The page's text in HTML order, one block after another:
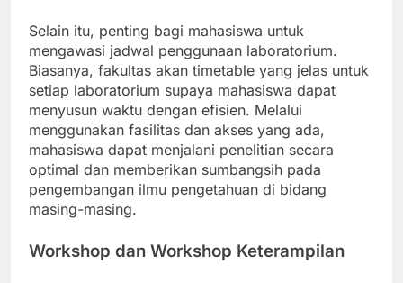
Selain itu, penting bagi mahasiswa untuk
mengawasi jadwal penggunaan laboratorium.
Biasanya, fakultas akan timetable yang jelas untuk
setiap laboratorium supaya mahasiswa dapat
menyusun waktu dengan efisien. Melalui
menggunakan fasilitas dan akses yang ada,
mahasiswa dapat menjalani penelitian secara
optimal dan memberikan sumbangsih pada
pengembangan ilmu pengetahuan di bidang
masing-masing.
Workshop dan Workshop Keterampilan